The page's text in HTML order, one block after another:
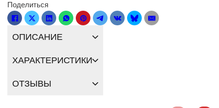
Поделиться
ОПИСАНИЕ
ХАРАКТЕРИСТИКИ
ОТЗЫВЫ